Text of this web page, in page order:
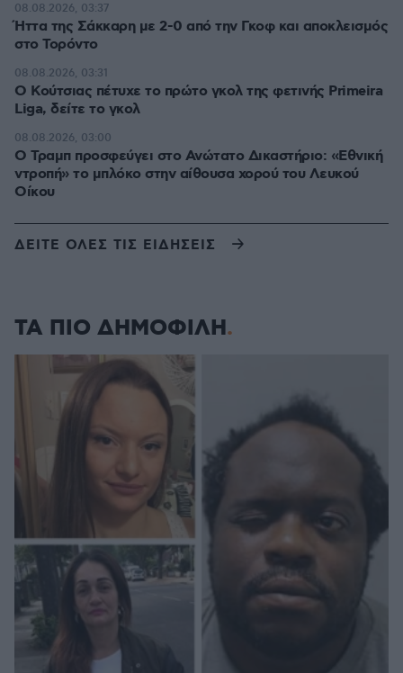
Ήττα της Σάκκαρη με 2-0 από την Γκοφ και αποκλεισμός
στο Τορόντο
08.08.2026, 03:37
Ο Κούτσιας πέτυχε το πρώτο γκολ της φετινής Primeira
Liga, δείτε το γκολ
08.08.2026, 03:31
Ο Τραμπ προσφεύγει στο Ανώτατο Δικαστήριο: «Εθνική
ντροπή» το μπλόκο στην αίθουσα χορού του Λευκού
Οίκου
08.08.2026, 03:00
ΔΕΙΤΕ ΟΛΕΣ ΤΙΣ ΕΙΔΗΣΕΙΣ
ΤΑ ΠΙΟ ΔΗΜΟΦΙΛΗ